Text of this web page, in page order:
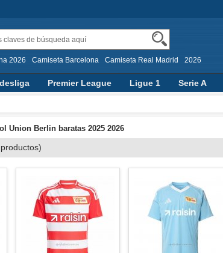
2026 Camiseta Barcelona Camiseta Real Madrid 2026
Premier League Ligue 1 Serie A
Union Berlin baratas 2025 2026
productos)